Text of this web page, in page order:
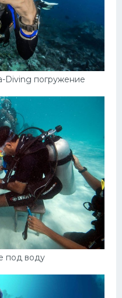
Diving погружение
под воду